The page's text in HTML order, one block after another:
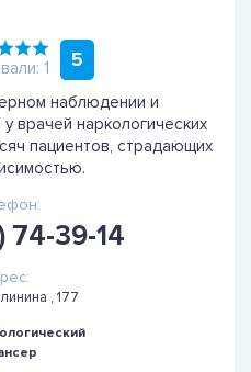
1 5
наблюдении и
врачей наркологических
пациентов, страдающих
74-39-14
, 177